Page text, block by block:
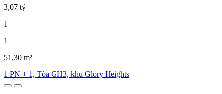
3,07 tỷ
1
1
51,30 m²
1 PN + 1, Tòa GH3, khu Glory Heights